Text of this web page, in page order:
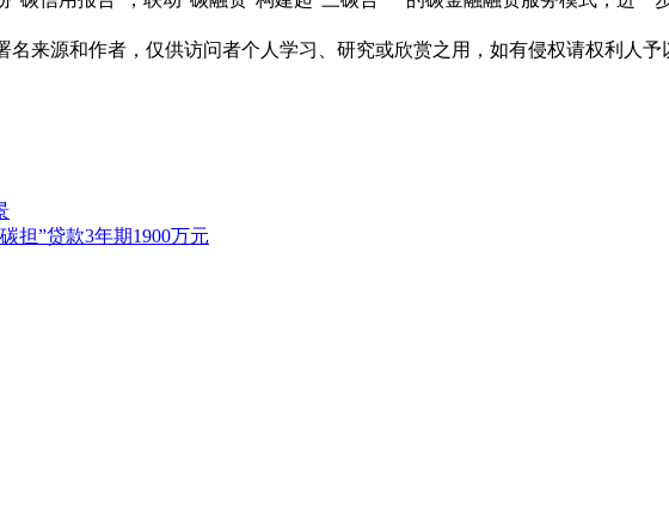
来源和作者，仅供访问者个人学习、研究或欣赏之用，如有侵权请权利人予
担”贷款3年期1900万元